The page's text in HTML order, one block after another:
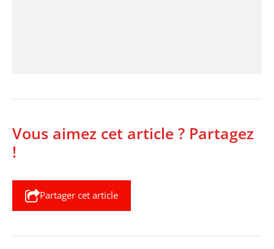
Vous aimez cet article ? Partagez
!
Partager cet article